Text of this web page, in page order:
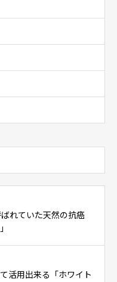
れていた天然の抗癌
活用出来る「ホワイト